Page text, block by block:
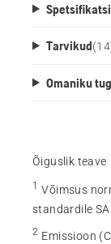
Tarvikud(14
Omaniku
Õiguslik teave
1 Võimsus
standardile
2 Emissioon